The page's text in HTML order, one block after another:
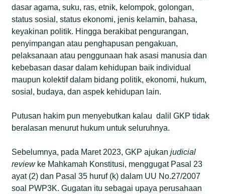
dasar agama, suku, ras, etnik, kelompok, golongan,
status sosial, status ekonomi, jenis kelamin, bahasa,
keyakinan politik. Hingga berakibat pengurangan,
penyimpangan atau penghapusan pengakuan,
pelaksanaan atau penggunaan hak asasi manusia dan
kebebasan dasar dalam kehidupan baik individual
maupun kolektif dalam bidang politik, ekonomi, hukum,
sosial, budaya, dan aspek kehidupan lain.
Putusan hakim pun menyebutkan kalau dalil GKP tidak
beralasan menurut hukum untuk seluruhnya.
Sebelumnya, pada Maret 2023, GKP ajukanjudicial
reviewke Mahkamah Konstitusi, menggugat Pasal 23
ayat (2) dan Pasal 35 huruf (k) dalam UU No.27/2007
soal PWP3K. Gugatan itu sebagai upaya perusahaan